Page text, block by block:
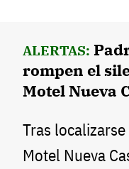
ALERTAS:
rompen el
Motel Nueva
Tras
Motel Nueva